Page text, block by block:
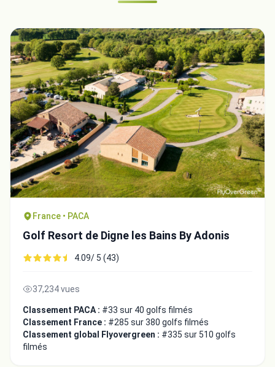
France • PACA
Golf Resort de Digne les Bains By Adonis
4.09/ 5 (43)
37,234 vues
Classement PACA : #33 sur 40 golfs filmés
Classement France : #285 sur 380 golfs filmés
Classement global Flyovergreen : #335 sur 510 golfs
filmés